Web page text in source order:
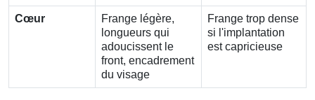
Cœur
Frange légère,
longueurs qui
adoucissent le
front, encadrement
du visage
Frange trop dense
si l'implantation
est capricieuse